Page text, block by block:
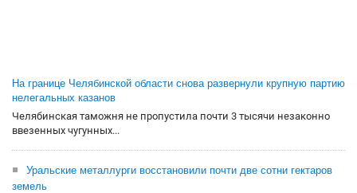
На границе Челябинской области снова развернули крупную партию
нелегальных казанов
Челябинская таможня не пропустила почти 3 тысячи незаконно
ввезенных чугунных...
Уральские металлурги восстановили почти две сотни гектаров
земель